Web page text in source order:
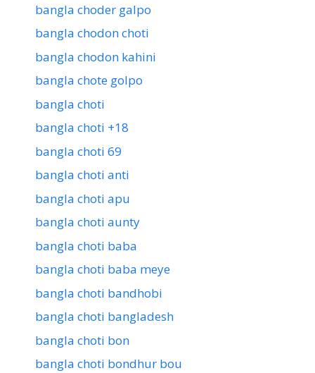
bangla choder galpo
bangla chodon choti
bangla chodon kahini
bangla chote golpo
bangla choti
bangla choti +18
bangla choti 69
bangla choti anti
bangla choti apu
bangla choti aunty
bangla choti baba
bangla choti baba meye
bangla choti bandhobi
bangla choti bangladesh
bangla choti bon
bangla choti bondhur bou